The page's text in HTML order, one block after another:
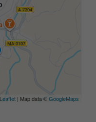
Leaflet | Map data ©GoogleMaps